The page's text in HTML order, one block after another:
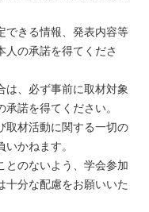
できる情報、発表内容等
人の承諾を得てくださ
は、必ず事前に取材対象
諾を得てください。
取材活動に関する一切の
かねます。
とのないよう、学会参加
十分な配慮をお願いいた